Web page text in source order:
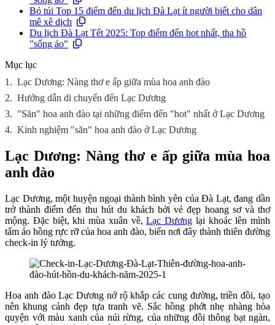
Bỏ túi Top 15 điểm đến du lịch Đà Lạt ít người biết cho dân
mê xê dịch
Du lịch Đà Lạt Tết 2025: Top điểm đến hot nhất, tha hồ
"sống ảo"
Mục lục
1. Lạc Dương: Nàng thơ e ấp giữa mùa hoa anh đào
2. Hướng dẫn di chuyển đến Lạc Dương
3. "Săn" hoa anh đào tại những điểm đến "hot" nhất ở Lạc Dương
4. Kinh nghiệm "săn" hoa anh đào ở Lạc Dương
Lạc Dương: Nàng thơ e ấp giữa mùa hoa
anh đào
Lạc Dương, một huyện ngoại thành bình yên của Đà Lạt, đang dần
trở thành điểm đến thu hút du khách bởi vẻ đẹp hoang sơ và thơ
mộng. Đặc biệt, khi mùa xuân về,Lạc Dương lại khoác lên mình
tấm áo hồng rực rỡ của hoa anh đào, biến nơi đây thành thiên đường
check-in lý tưởng.
Hoa anh đào Lạc Dương nở rộ khắp các cung đường, triền đồi, tạo
nên khung cảnh đẹp tựa tranh vẽ. Sắc hồng phớt nhẹ nhàng hòa
quyện với màu xanh của núi rừng, của những đồi thông bạt ngàn,